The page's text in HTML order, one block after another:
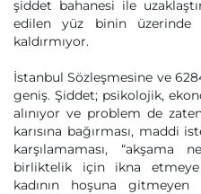
şiddet bahanesi ile
edilen yüz binin üzerinde
kaldırmıyor.
İstanbul Sözleşmesine ve
geniş. Şiddet; psikolojik,
alınıyor ve problem de
karısına bağırması, maddi
karşılamaması, “akşama
birliktelik için ikna etmeye
kadının hoşuna